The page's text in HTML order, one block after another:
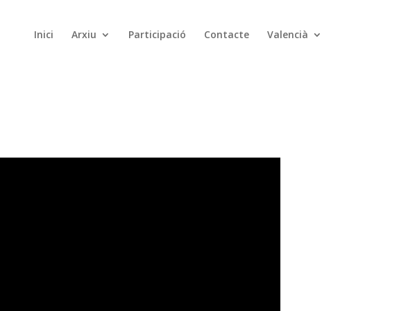
Inici Arxiu Participació Contacte Valencià